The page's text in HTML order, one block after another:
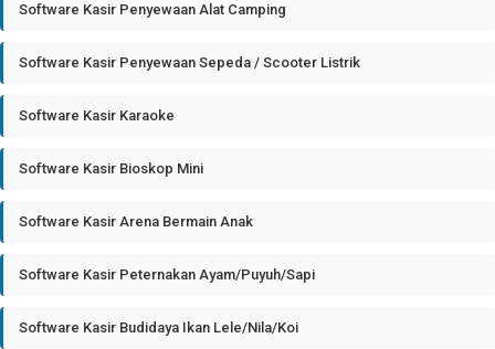
Software Kasir Penyewaan Alat Camping
Software Kasir Penyewaan Sepeda / Scooter Listrik
Software Kasir Karaoke
Software Kasir Bioskop Mini
Software Kasir Arena Bermain Anak
Software Kasir Peternakan Ayam/Puyuh/Sapi
Software Kasir Budidaya Ikan Lele/Nila/Koi